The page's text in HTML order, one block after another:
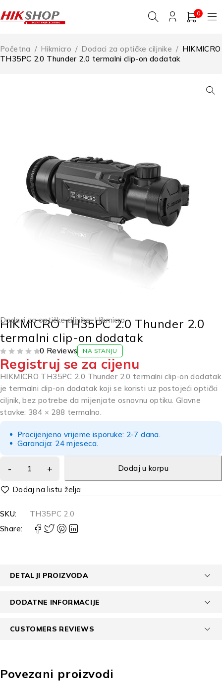
0
Početna / Hikmicro / Dodaci za optičke ciljnike / HIKMICRO
TH35PC 2.0 Thunder 2.0 termalni clip-on dodatak
Dodaci za optičke ciljnike,Hikmicro
HIKMICRO TH35PC 2.0 Thunder 2.0
termalni clip-on dodatak
0 Reviews NA STANJU
Registruj se za cijenu
HIKMICRO TH35PC 2.0 Thunder 2.0 termalni clip-on dodatak
je termalni clip-on dodatak koji se koristi uz postojeći optički
ciljnik, bez potrebe da mijenjate osnovnu optiku. Glavne
stavke: 384 × 288 termalno.
Procijenjeno vrijeme isporuke: 2-7 dana.
Garancija: 24 mjeseca.
Dodaj u korpu
Alternative:
SKU:
TH35PC 2.0
Share:
DETALJI PROIZVODA
DODATNE INFORMACIJE
CUSTOMERS REVIEWS
Povezani proizvodi